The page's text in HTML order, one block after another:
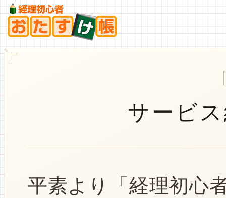
サービ
平素より「経理初心